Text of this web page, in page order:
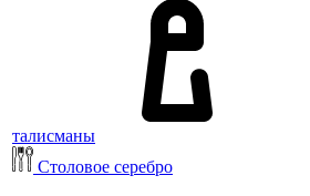
талисманы
Столовое серебро